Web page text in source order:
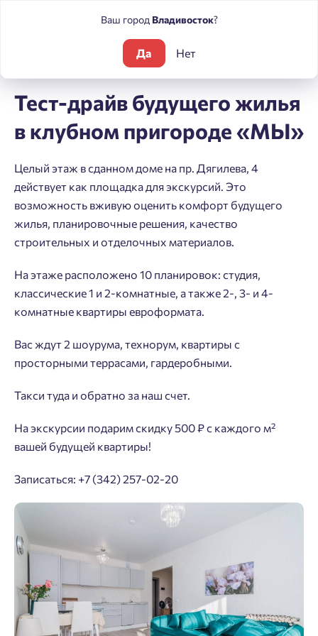
Тест-драйв будущего жилья в клубном
Тест-драйв будущего жилья
в клубном пригороде «МЫ»
Целый этаж в сданном доме на пр. Дягилева, 4
действует как площадка для экскурсий. Это
возможность вживую оценить комфорт будущего
жилья, планировочные решения, качество
строительных и отделочных материалов.
На этаже расположено 10 планировок: студия,
классические 1 и 2-комнатные, а также 2-, 3- и 4-
комнатные квартиры евроформата.
Вас ждут 2 шоурума, технорум, квартиры с
просторными террасами, гардеробными.
Такси туда и обратно за наш счет.
На экскурсии подарим скидку 500 ₽ с каждого м²
вашей будущей квартиры!
Записаться: +7 (342) 257-02-20
Пожалуйста, оставьте ваши контакты и мы вам
перезвоним.
Добро пожаловать в личный
кабинет
Выбор города
Ваш город Владивосток?
Да Нет